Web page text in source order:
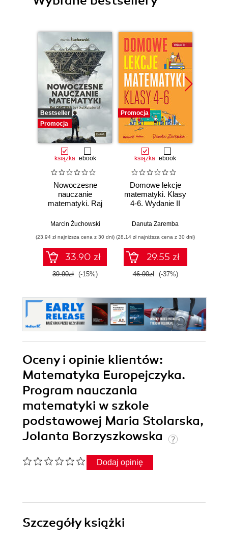
Bestseller
Promocja
książka ebook
Nowoczesne
nauczanie
matematyki. Raj
kalkulatora?
Marcin Żuchowski
(23,94 zł najniższa cena z 30 dni)
33.90 zł
39.90zł (-15%)
Promocja
książka ebook
Domowe lekcje
matematyki. Klasy
4-6. Wydanie II
Danuta Zaremba
(28,14 zł najniższa cena z 30 dni)
29.55 zł
46.90zł (-37%)
Oceny i opinie klientów:
Matematyka Europejczyka.
Program nauczania
matematyki w szkole
podstawowej Maria Stolarska,
Jolanta Borzyszkowska
Dodaj opinię
Szczegółyksiążki